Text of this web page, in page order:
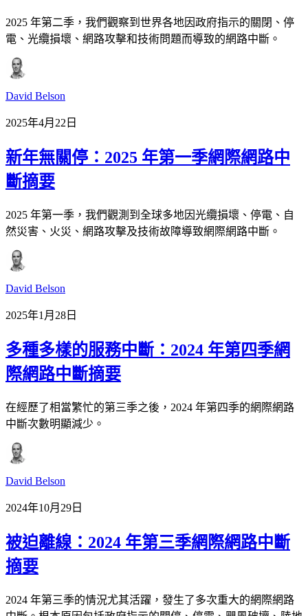
2025 年第二季，我們觀察到世界各地因政府指示的關閉、停
電、光纜損壞、網路攻擊和技術問題而導致的網路中斷。
David Belson
2025年4月22日
新年無關停：2025 年第一季網際網路中
斷摘要
2025 年第一季，我們觀測到全球多地因光纜損壞、停電、自
然災害、火災、網路攻擊及技術故障導致網際網路中斷。
David Belson
2025年1月28日
多種多樣的服務中斷：2024 年第四季網
際網路中斷摘要
在經歷了相當繁忙的第三季之後，2024 年第四季的網際網路
中斷次數明顯減少。
David Belson
2024年10月29日
被迫離線：2024 年第三季網際網路中斷
摘要
2024 年第三季的情況尤其活躍，發生了多次重大的網際網路